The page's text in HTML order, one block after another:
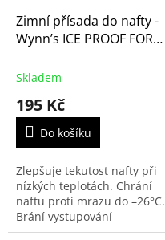
Zimní přísada do nafty -
Wynn’s ICE PROOF FOR
nafty (PN 22710)
Skladem
195 Kč
Do košíku
Zlepšuje tekutost nafty při
nízkých teplotách. Chrání
naftu proti mrazu do –26°C.
Brání vystupování
parafinových krystalů v